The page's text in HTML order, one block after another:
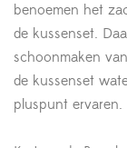
benoemen het
de kussenset.
schoonmaken
de kussenset
pluspunt ervaren.